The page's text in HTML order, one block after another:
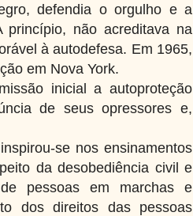
defendia o orgulho e a
princípio, não acreditava na
à autodefesa. Em 1965,
em Nova York.
inicial a autoproteção
de seus opressores e,
se nos ensinamentos
da desobediência civil e
pessoas em marchas e
dos direitos das pessoas